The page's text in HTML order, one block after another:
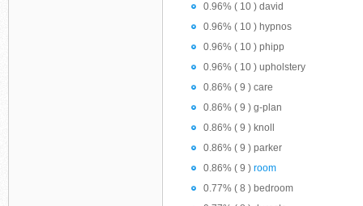
0.96% ( 10 ) david
0.96% ( 10 ) hypnos
0.96% ( 10 ) phipp
0.96% ( 10 ) upholstery
0.86% ( 9 ) care
0.86% ( 9 ) g-plan
0.86% ( 9 ) knoll
0.86% ( 9 ) parker
0.86% ( 9 ) room
0.77% ( 8 ) bedroom